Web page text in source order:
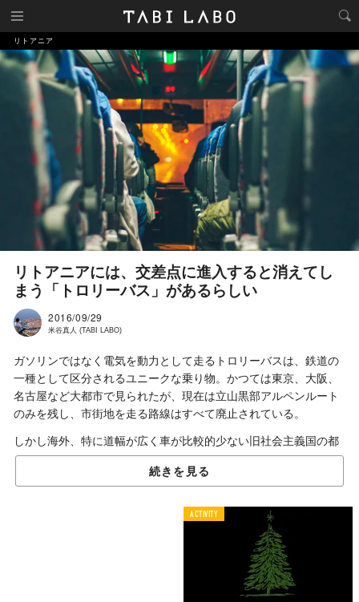
リトアニア
リトアニアには、交差点に進入すると消えてし
まう「トロリーバス」があるらしい
2016/09/29
米谷真人 (TABI LABO)
ガソリンではなく電気を動力として走るトロリーバスは、鉄道の
一種として区分されるユニークな乗り物。かつては東京、大阪、
名古屋など大都市で見られたが、現在は立山黒部アルペンルート
のみを残し、市街地を走る路線はすべて廃止されている。
しかし海外、特に道幅が広く車が比較的少ない旧社会主義国の都
市では、今なお現役バリバリ。ここリトアニアの首都ヴィリニュ
スでもそうだ。しかも、中には一風変わったデザインのものもあ
風景に「溶け込みすぎる」
続きを見る
ACTIVITY